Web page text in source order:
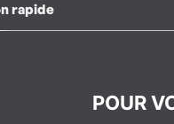
rapide
POUR